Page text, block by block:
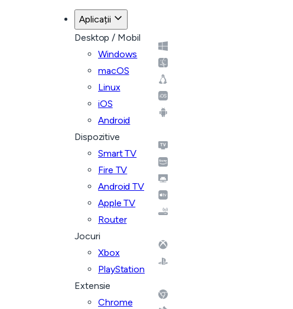
Aplicații
Desktop / Mobil
Windows
macOS
Linux
iOS
Android
Dispozitive
Smart TV
Fire TV
Android TV
Apple TV
Router
Jocuri
Xbox
PlayStation
Extensie
Chrome